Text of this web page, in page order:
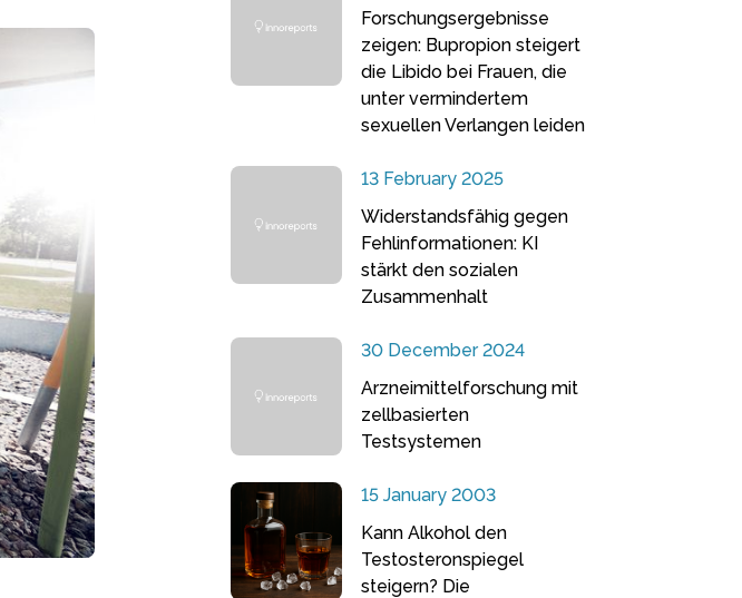
Forschungsergebnisse
zeigen: Bupropion steigert
die Libido bei Frauen, die
unter vermindertem
sexuellen Verlangen leiden
13 February 2025
Widerstandsfähig gegen
Fehlinformationen: KI
stärkt den sozialen
Zusammenhalt
30 December 2024
Arzneimittelforschung mit
zellbasierten
Testsystemen
15 January 2003
Kann Alkohol den
Testosteronspiegel
steigern? Die